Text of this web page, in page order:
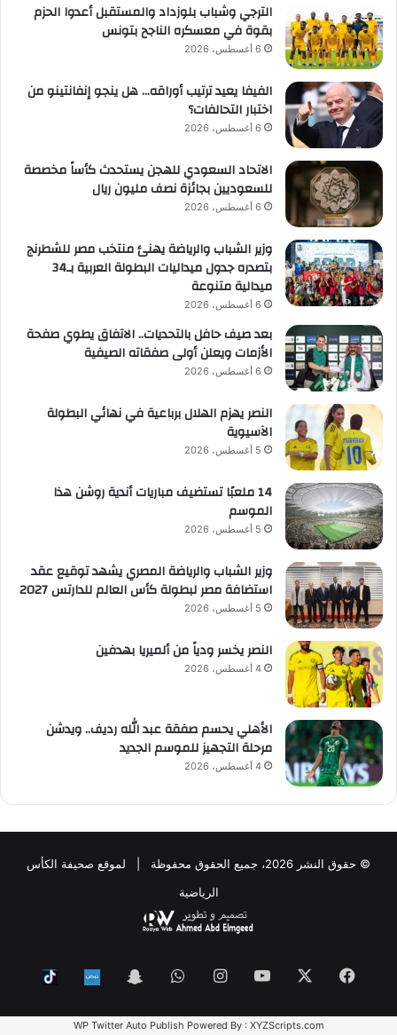
الترجي وشباب بلوزداد والمستقبل أعدوا الحزم
بقوة في معسكره الناجح بتونس
6 أغسطس، 2026
الفيفا يعيد ترتيب أوراقه… هل ينجو إنفانتينو من
اختبار التحالفات؟
6 أغسطس، 2026
الاتحاد السعودي للهجن يستحدث كأساً مخصصة
للسعوديين بجائزة نصف مليون ريال
6 أغسطس، 2026
وزير الشباب والرياضة يهنئ منتخب مصر للشطرنج
بتصدره جدول ميداليات البطولة العربية بـ34
ميدالية متنوعة
6 أغسطس، 2026
بعد صيف حافل بالتحديات.. الاتفاق يطوي صفحة
الأزمات ويعلن أولى صفقاته الصيفية
6 أغسطس، 2026
النصر يهزم الهلال برباعية في نهائي البطولة
الآسيوية
5 أغسطس، 2026
14 ملعبًا تستضيف مباريات أندية روشن هذا
الموسم
5 أغسطس، 2026
وزير الشباب والرياضة المصري يشهد توقيع عقد
استضافة مصر لبطولة كأس العالم للدارتس 2027
5 أغسطس، 2026
النصر يخسر ودياً من ألميريا بهدفين
4 أغسطس، 2026
الأهلي يحسم صفقة عبد الله رديف.. ويدشن
مرحلة التجهيز للموسم الجديد
4 أغسطس، 2026
© حقوق النشر 2026، جميع الحقوق محفوظة | لموقع صحيفة الكأس
الرياضية
فيسبوك ‫YouTubeانستقرامواتساب Snapchat
Nabd
WP Twitter Auto Publish Powered By : XYZScripts.com